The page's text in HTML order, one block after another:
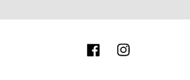
Facebook